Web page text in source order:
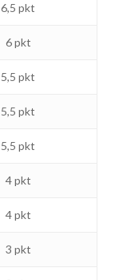
6,5 pkt
6 pkt
5,5 pkt
5,5 pkt
5,5 pkt
4 pkt
4 pkt
3 pkt